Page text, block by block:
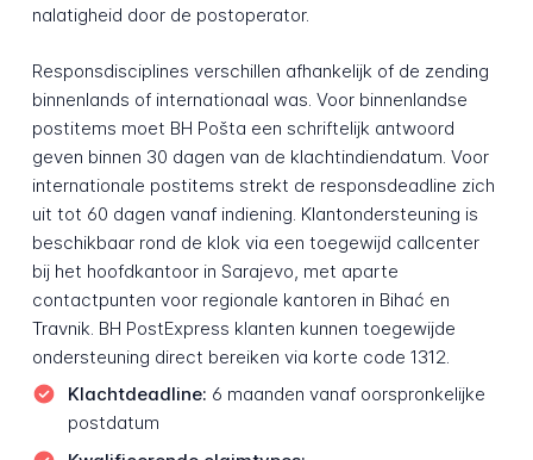
nalatigheid door de postoperator.
Responsdisciplines verschillen afhankelijk of de zending
binnenlands of internationaal was. Voor binnenlandse
postitems moet BH Pošta een schriftelijk antwoord
geven binnen 30 dagen van de klachtindiendatum. Voor
internationale postitems strekt de responsdeadline zich
uit tot 60 dagen vanaf indiening. Klantondersteuning is
beschikbaar rond de klok via een toegewijd callcenter
bij het hoofdkantoor in Sarajevo, met aparte
contactpunten voor regionale kantoren in Bihać en
Travnik. BH PostExpress klanten kunnen toegewijde
ondersteuning direct bereiken via korte code 1312.
Klachtdeadline: 6 maanden vanaf oorspronkelijke
postdatum